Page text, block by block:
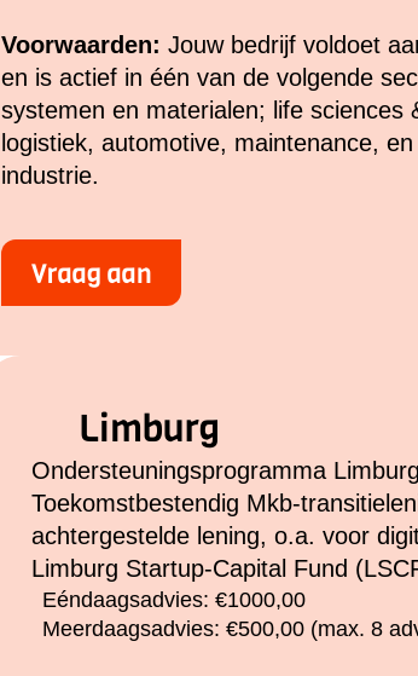
Voorwaarden: Jouw bedrijf voldoet
en is actief in één van de volgende
systemen en materialen; life sciences
logistiek, automotive, maintenance,
industrie.
Vraag aan
Limburg
Ondersteuningsprogramma Limburg
Toekomstbestendig Mkb-
achtergestelde lening, o.a. voor
Limburg Startup-Capital Fund
Eéndaagsadvies: €1000,00
Meerdaagsadvies: €500,00 (max. 8